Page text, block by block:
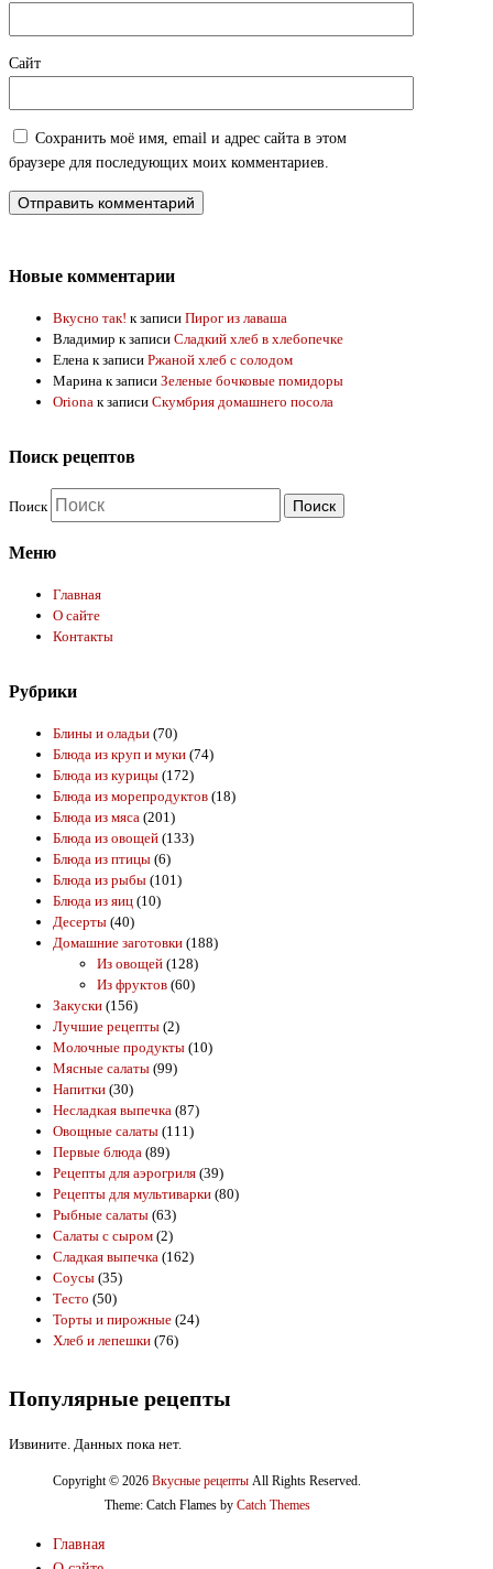
Сайт
Сохранить моё имя, email и адрес сайта в этом
браузере для последующих моих комментариев.
Новые комментарии
Вкусно так! к записи Пирог из лаваша
Владимир к записи Сладкий хлеб в хлебопечке
Елена к записи Ржаной хлеб с солодом
Марина к записи Зеленые бочковые помидоры
Oriona к записи Скумбрия домашнего посола
Поиск рецептов
Поиск
Меню
Главная
О сайте
Контакты
Рубрики
Блины и оладьи (70)
Блюда из круп и муки (74)
Блюда из курицы (172)
Блюда из морепродуктов (18)
Блюда из мяса (201)
Блюда из овощей (133)
Блюда из птицы (6)
Блюда из рыбы (101)
Блюда из яиц (10)
Десерты (40)
Домашние заготовки (188)
Из овощей (128)
Из фруктов (60)
Закуски (156)
Лучшие рецепты (2)
Молочные продукты (10)
Мясные салаты (99)
Напитки (30)
Несладкая выпечка (87)
Овощные салаты (111)
Первые блюда (89)
Рецепты для аэрогриля (39)
Рецепты для мультиварки (80)
Рыбные салаты (63)
Салаты с сыром (2)
Сладкая выпечка (162)
Соусы (35)
Тесто (50)
Торты и пирожные (24)
Хлеб и лепешки (76)
Популярные рецепты
Извините. Данных пока нет.
Copyright © 2026 Вкусные рецепты All Rights Reserved.
Theme: Catch Flames by Catch Themes
Главная